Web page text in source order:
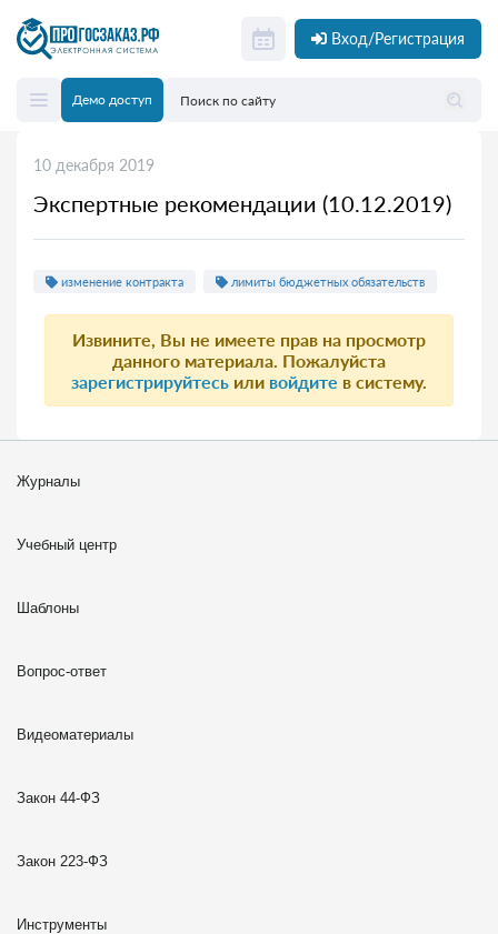
Вход/Регистрация
Демо доступ
10 декабря 2019
Экспертные рекомендации (10.12.2019)
изменение контракта лимиты бюджетных обязательств
Извините, Вы не имеете прав на просмотр
данного материала. Пожалуйста
зарегистрируйтесь или войдите в систему.
Журналы
Учебный центр
Шаблоны
Вопрос-ответ
Видеоматериалы
Закон 44-ФЗ
Закон 223-ФЗ
Инструменты